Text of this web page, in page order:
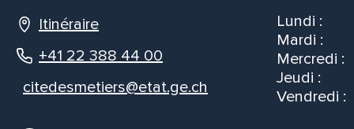
Itinéraire
+41 22 388 44 00
citedesmetiers@etat.ge.ch
Lundi :
Mardi :
Mercredi :
Jeudi :
Vendredi :